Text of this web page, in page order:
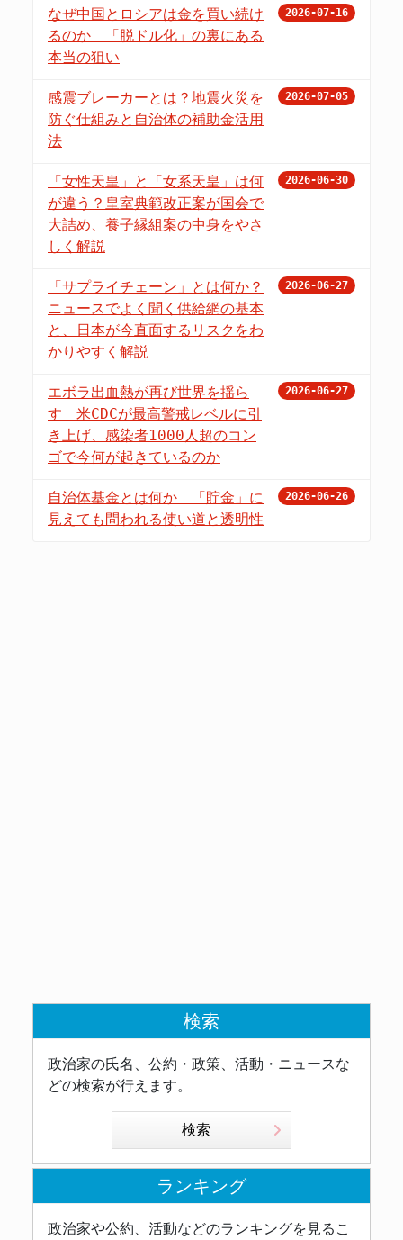
なぜ中国とロシアは金を買い続け
るのか 「脱ドル化」の裏にある
本当の狙い
2026-07-16
感震ブレーカーとは？地震火災を
防ぐ仕組みと自治体の補助金活用
法
2026-07-05
「女性天皇」と「女系天皇」は何
が違う？皇室典範改正案が国会で
大詰め、養子縁組案の中身をやさ
しく解説
2026-06-30
「サプライチェーン」とは何か？
ニュースでよく聞く供給網の基本
と、日本が今直面するリスクをわ
かりやすく解説
2026-06-27
エボラ出血熱が再び世界を揺ら
す 米CDCが最高警戒レベルに引
き上げ、感染者1000人超のコン
ゴで今何が起きているのか
2026-06-27
自治体基金とは何か 「貯金」に
見えても問われる使い道と透明性
2026-06-26
検索
政治家の氏名、公約・政策、活動・ニュースな
どの検索が行えます。
検索
ランキング
政治家や公約、活動などのランキングを見るこ